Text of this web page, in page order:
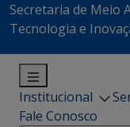
Secretaria de Meio
Tecnologia e
Institucional
Fale Conosco